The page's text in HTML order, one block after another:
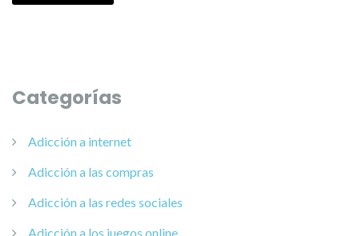
Categorías
Adicción a internet
Adicción a las compras
Adicción a las redes sociales
Adicción a los juegos online